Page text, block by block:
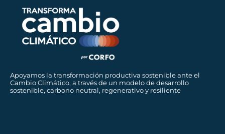
Apoyamos la transformación productiva sostenible ante el
Cambio Climático, a través de un modelo de desarrollo
sostenible, carbono neutral, regenerativo y resiliente